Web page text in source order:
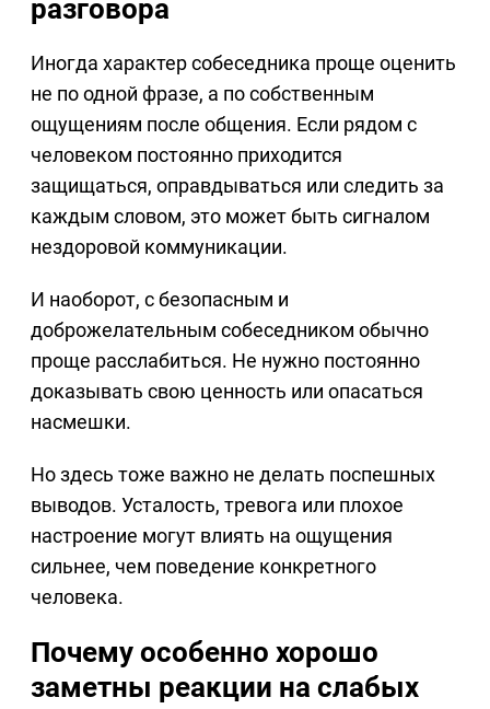
разговора
Иногда характер собеседника проще оценить
не по одной фразе, а по собственным
ощущениям после общения. Если рядом с
человеком постоянно приходится
защищаться, оправдываться или следить за
каждым словом, это может быть сигналом
нездоровой коммуникации.
И наоборот, с безопасным и
доброжелательным собеседником обычно
проще расслабиться. Не нужно постоянно
доказывать свою ценность или опасаться
насмешки.
Но здесь тоже важно не делать поспешных
выводов. Усталость, тревога или плохое
настроение могут влиять на ощущения
сильнее, чем поведение конкретного
человека.
Почему особенно хорошо
заметны реакции на слабых